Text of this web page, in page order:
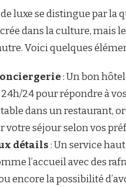
luxe se distingue par la
dans la culture, mais
Voici quelques
: Un bon
24 pour répondre à
dans un restaurant,
votre séjour selon vos
détails: Un service
l’accueil avec des
encore la possibilité